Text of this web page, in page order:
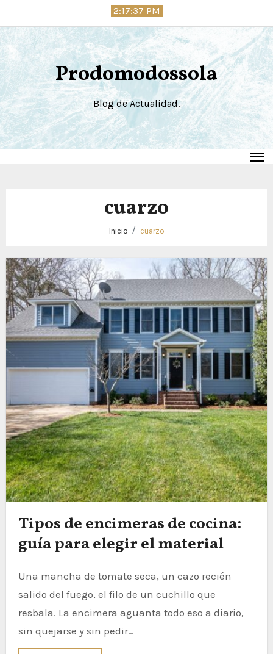
al
contenido
2:17:37 PM
Prodomodossola
Blog de Actualidad.
cuarzo
Inicio cuarzo
Tipos de encimeras de cocina:
guía para elegir el material
Una mancha de tomate seca, un cazo recién
salido del fuego, el filo de un cuchillo que
resbala. La encimera aguanta todo eso a diario,
sin quejarse y sin pedir…